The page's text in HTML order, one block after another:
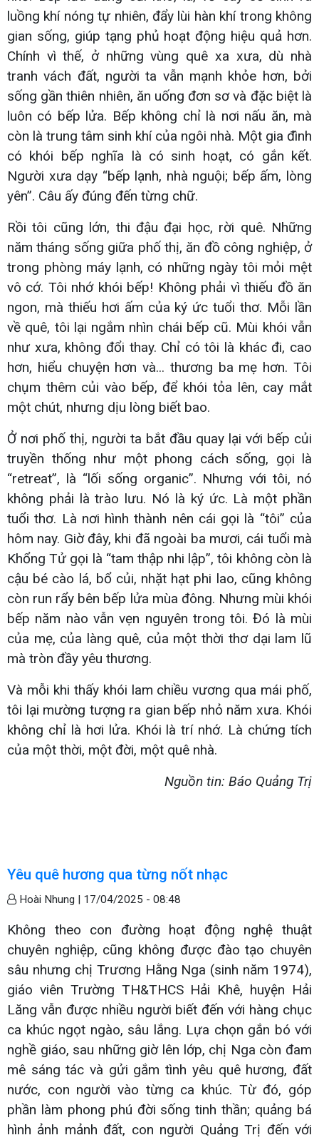
luồng khí nóng tự nhiên, đẩy lùi hàn khí trong không
gian sống, giúp tạng phủ hoạt động hiệu quả hơn.
Chính vì thế, ở những vùng quê xa xưa, dù nhà
tranh vách đất, người ta vẫn mạnh khỏe hơn, bởi
sống gần thiên nhiên, ăn uống đơn sơ và đặc biệt là
luôn có bếp lửa. Bếp không chỉ là nơi nấu ăn, mà
còn là trung tâm sinh khí của ngôi nhà. Một gia đình
có khói bếp nghĩa là có sinh hoạt, có gắn kết.
Người xưa dạy “bếp lạnh, nhà nguội; bếp ấm, lòng
yên”. Câu ấy đúng đến từng chữ.
Rồi tôi cũng lớn, thi đậu đại học, rời quê. Những
năm tháng sống giữa phố thị, ăn đồ công nghiệp, ở
trong phòng máy lạnh, có những ngày tôi mỏi mệt
vô cớ. Tôi nhớ khói bếp! Không phải vì thiếu đồ ăn
ngon, mà thiếu hơi ấm của ký ức tuổi thơ. Mỗi lần
về quê, tôi lại ngắm nhìn chái bếp cũ. Mùi khói vẫn
như xưa, không đổi thay. Chỉ có tôi là khác đi, cao
hơn, hiểu chuyện hơn và... thương ba mẹ hơn. Tôi
chụm thêm củi vào bếp, để khói tỏa lên, cay mắt
một chút, nhưng dịu lòng biết bao.
Ở nơi phố thị, người ta bắt đầu quay lại với bếp củi
truyền thống như một phong cách sống, gọi là
“retreat”, là “lối sống organic”. Nhưng với tôi, nó
không phải là trào lưu. Nó là ký ức. Là một phần
tuổi thơ. Là nơi hình thành nên cái gọi là “tôi” của
hôm nay. Giờ đây, khi đã ngoài ba mươi, cái tuổi mà
Khổng Tử gọi là “tam thập nhi lập”, tôi không còn là
cậu bé cào lá, bổ củi, nhặt hạt phi lao, cũng không
còn run rẩy bên bếp lửa mùa đông. Nhưng mùi khói
bếp năm nào vẫn vẹn nguyên trong tôi. Đó là mùi
của mẹ, của làng quê, của một thời thơ dại lam lũ
mà tròn đầy yêu thương.
Và mỗi khi thấy khói lam chiều vương qua mái phố,
tôi lại mường tượng ra gian bếp nhỏ năm xưa. Khói
không chỉ là hơi lửa. Khói là trí nhớ. Là chứng tích
của một thời, một đời, một quê nhà.
Nguồn tin: Báo Quảng Trị
Yêu quê hương qua từng nốt nhạc
Hoài Nhung | 17/04/2025 - 08:48
Không theo con đường hoạt động nghệ thuật
chuyên nghiệp, cũng không được đào tạo chuyên
sâu nhưng chị Trương Hằng Nga (sinh năm 1974),
giáo viên Trường TH&THCS Hải Khê, huyện Hải
Lăng vẫn được nhiều người biết đến với hàng chục
ca khúc ngọt ngào, sâu lắng. Lựa chọn gắn bó với
nghề giáo, sau những giờ lên lớp, chị Nga còn đam
mê sáng tác và gửi gắm tình yêu quê hương, đất
nước, con người vào từng ca khúc. Từ đó, góp
phần làm phong phú đời sống tinh thần; quảng bá
hình ảnh mảnh đất, con người Quảng Trị đến với